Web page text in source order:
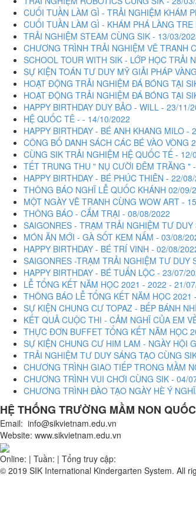
CUỐI TUẦN LÀM GÌ - TRẢI NGHIỆM KHÁM
CUỐI TUẦN LÀM GÌ - KHÁM PHÁ LÀNG
TRẢI NGHIỆM STEAM CÙNG SIK - 13/03/
CHƯƠNG TRÌNH TRẢI NGHIỆM VẼ TRANH
SCHOOL TOUR WITH SIK - LỚP HỌC TRẢI
SỰ KIỆN TOÁN TƯ DUY MỸ GIẢI PHÁP
HOẠT ĐỘNG TRẢI NGHIỆM ĐÁ BÓNG TẠI
HOẠT ĐỘNG TRẢI NGHIỆM ĐÁ BÓNG TẠI
HAPPY BIRTHDAY DUY BẢO - WILL - 23/11/
HỆ QUỐC TÊ - - 14/10/2022
HAPPY BIRTHDAY - BÉ ANH KHANG MILO -
CÔNG BỐ DANH SÁCH CÁC BÉ VÀO
CÙNG SIK TRẢI NGHIỆM HỆ QUỐC TẾ - 12/
TẾT TRUNG THU " NỤ CƯỜI ĐÊM TRĂNG "
HAPPY BIRTHDAY - BÉ PHÚC THIÊN - 22/
THÔNG BÁO NGHĨ LỄ QUỐC KHÁNH 02/
MỘT NGÀY VẼ TRANH CÙNG WOW ART -
THÔNG BÁO - CẮM TRẠI - 08/08/2022
SAIGONRES - TRẠM TRẢI NGHIỆM TƯ
MÓN ĂN MỚI - GÀ SỐT KEM NẤM - 03/08/
HAPPY BIRTHDAY - BÉ TRÍ VINH - 02/08/
SAIGONRES -TRẠM TRẢI NGHIỆM TƯ DUY
HAPPY BIRTHDAY - BÉ TUẤN LỘC - 23/07/
LỄ TỔNG KẾT NĂM HỌC 2021 - 2022 - 21/
THÔNG BÁO LỄ TỔNG KẾT NĂM HỌC
SỰ KIỆN CHUNG CƯ TOPAZ - BẾP BÁNH
KẾT QUẢ CUỘC THI - CẢM NGHĨ CỦA EM
THỰC ĐƠN BUFFET TỔNG KẾT NĂM HỌC
SỰ KIỆN CHUNG CƯ HIM LAM - NGÀY HỘI
TRẢI NGHIỆM TƯ DUY SÁNG TẠO CÙNG
CHƯƠNG TRÌNH GIAO TIẾP TRONG MẦM
CHƯƠNG TRÌNH VUI CHƠI CÙNG SIK - 04/
CHƯƠNG TRÌNH ĐÀO TẠO NGÀY HÈ Ý
HỆ THỐNG TRƯỜNG MẦM NON
Email: info@sikvietnam.edu.vn
Website: www.sikvietnam.edu.vn
Online: | Tuần: | Tổng truy cập:
© 2019 SIK International Kindergarten System. All